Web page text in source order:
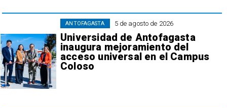
5 de agosto de 2026
Universidad de Antofagasta
inaugura mejoramiento del
acceso universal en el Campus
Coloso
ANTOFAGASTA